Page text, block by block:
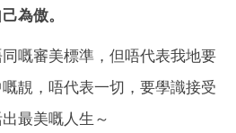
為傲。
嘅審美標準，但唔代表我地要
靚，唔代表一切，要學識接受
最美嘅人生～